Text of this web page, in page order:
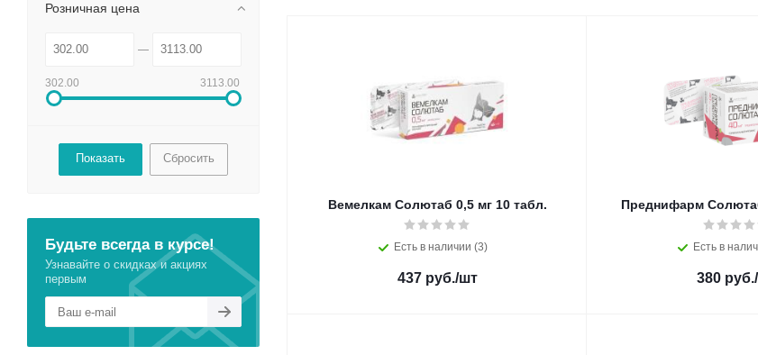
Вемелкам Солютаб 0,5 мг 10 табл.
Есть в наличии (3)
437руб./шт
Преднифарм
Есть в
380руб.
Розничная цена
302.00 3113.00
Сбросить
Будьте всегда в курсе!
Узнавайте о скидках и акциях
первым